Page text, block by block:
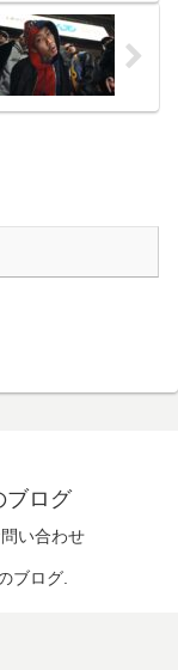
ブログ
い合わせ
ブログ.